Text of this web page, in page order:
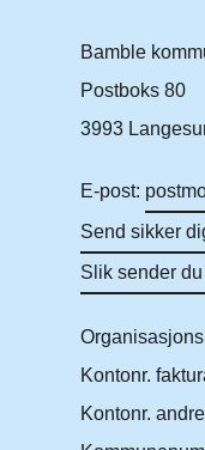
Bamble
Postboks 80
3993
E-post:
Send sikker
Slik sender
Kontonr.
Kontonr.